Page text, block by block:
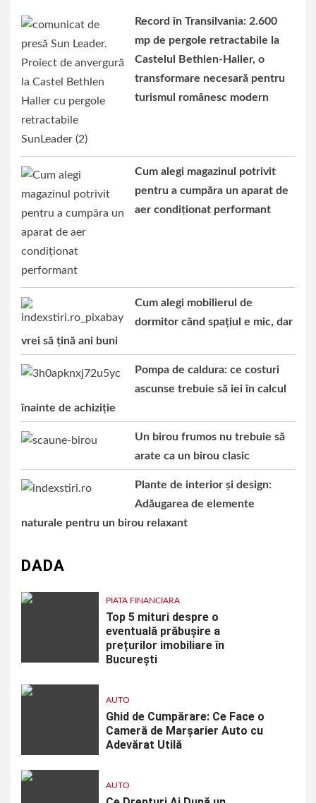
Record în Transilvania: 2.600
mp de pergole retractabile la
Castelul Bethlen-Haller, o
transformare necesară pentru
turismul românesc modern
Cum alegi magazinul potrivit
pentru a cumpăra un aparat de
aer condiționat performant
Cum alegi mobilierul de
dormitor când spațiul e mic, dar
vrei să țină ani buni
Pompa de caldura: ce costuri
ascunse trebuie să iei în calcul
înainte de achiziție
Un birou frumos nu trebuie să
arate ca un birou clasic
Plante de interior și design:
Adăugarea de elemente
naturale pentru un birou relaxant
DADA
PIATA FINANCIARA
Top 5 mituri despre o
eventuală prăbușire a
prețurilor imobiliare în
București
AUTO
Ghid de Cumpărare: Ce Face o
Cameră de Marșarier Auto cu
Adevărat Utilă
AUTO